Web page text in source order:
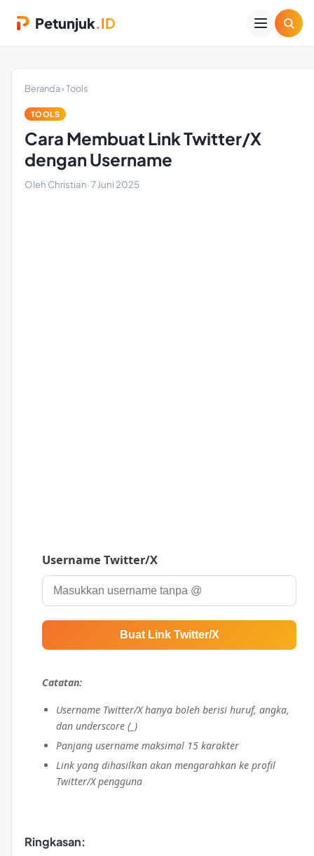
Petunjuk.ID
Beranda›Tools
TOOLS
Cara Membuat Link Twitter/X
dengan Username
Oleh Christian·7 Juni 2025
Username Twitter/X
Buat Link Twitter/X
Catatan:
Username Twitter/X hanya boleh berisi huruf, angka,
dan underscore (_)
Panjang username maksimal 15 karakter
Link yang dihasilkan akan mengarahkan ke profil
Twitter/X pengguna
Ringkasan: